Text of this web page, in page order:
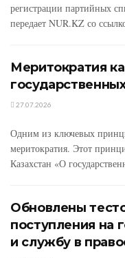
регистрации партийных
передает NUR.KZ со
Меритократия
27.07.2026
Одним из ключевых
меритократия. Этот
Казахстан «О
Обновлены
поступления на
и службу в